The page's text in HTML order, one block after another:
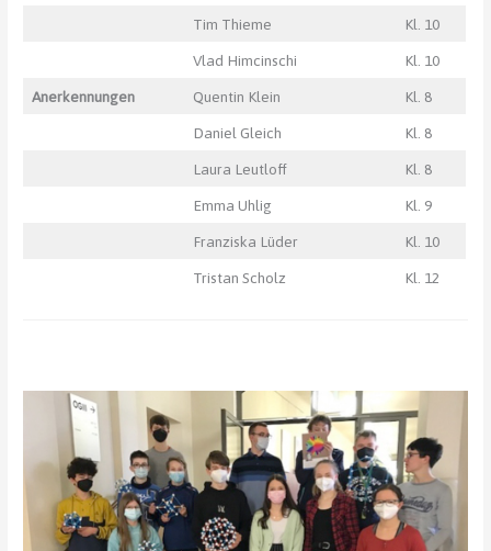
Tim Thieme Kl. 10
Vlad Himcinschi Kl. 10
Anerkennungen Quentin Klein Kl. 8
Daniel Gleich Kl. 8
Laura Leutloff Kl. 8
Emma Uhlig Kl. 9
Franziska Lüder Kl. 10
Tristan Scholz Kl. 12